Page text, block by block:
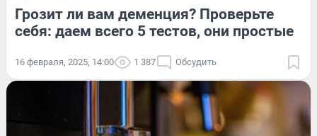
Грозит ли вам деменция? Проверьте
себя: даем всего 5 тестов, они простые
16 февраля, 2025, 14:00 1 387 Обсудить